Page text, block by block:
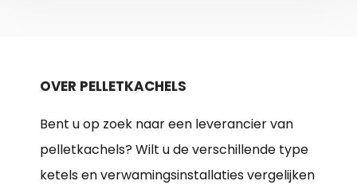
OVER PELLETKACHELS
Bent u op zoek naar een leverancier van
pelletkachels? Wilt u de verschillende type
ketels en verwamingsinstallaties vergelijken